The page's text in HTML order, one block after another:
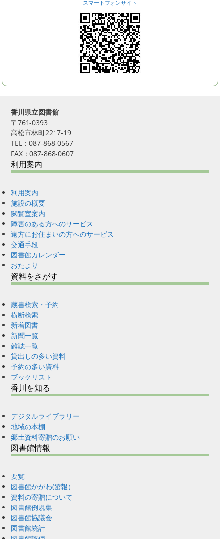
スマートフォンサイト
香川県立図書館
〒761-0393
高松市林町2217-19
TEL：087-868-0567
FAX：087-868-0607
利用案内
利用案内
施設の概要
閲覧室案内
障害のある方へのサービス
遠方にお住まいの方へのサービス
交通手段
図書館カレンダー
おたより
資料をさがす
蔵書検索・予約
横断検索
新着図書
新聞一覧
雑誌一覧
貸出しの多い資料
予約の多い資料
ブックリスト
香川を知る
デジタルライブラリー
地域の本棚
郷土資料寄贈のお願い
図書館情報
要覧
図書館かがわ(館報）
資料の寄贈について
図書館例規集
図書館協議会
図書館統計